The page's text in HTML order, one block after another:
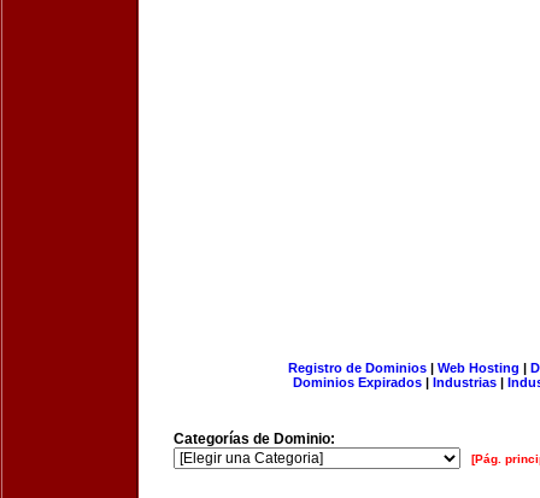
Registro de Dominios| Web Hosting |
Dominios Expirados | Industrias |
Categorías de Dominio:
[Pág.